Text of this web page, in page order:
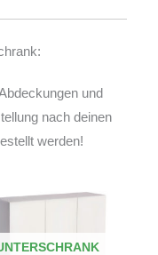
und
nach deinen
werden!